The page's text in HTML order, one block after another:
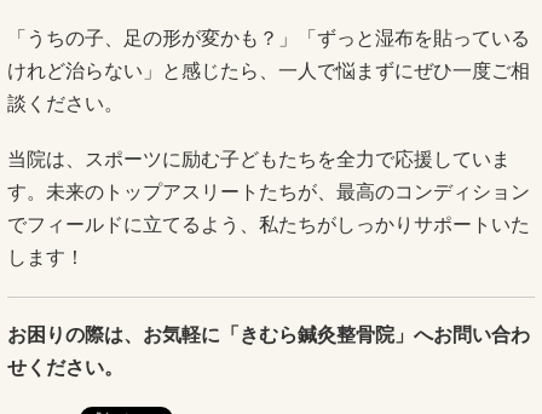
「うちの子、足の形が変かも？」「ずっと湿布を貼っている
けれど治らない」と感じたら、一人で悩まずにぜひ一度ご相
談ください。
当院は、スポーツに励む子どもたちを全力で応援していま
す。未来のトップアスリートたちが、最高のコンディション
でフィールドに立てるよう、私たちがしっかりサポートいた
します！
お困りの際は、お気軽に「きむら鍼灸整骨院」へお問い合わ
せください。